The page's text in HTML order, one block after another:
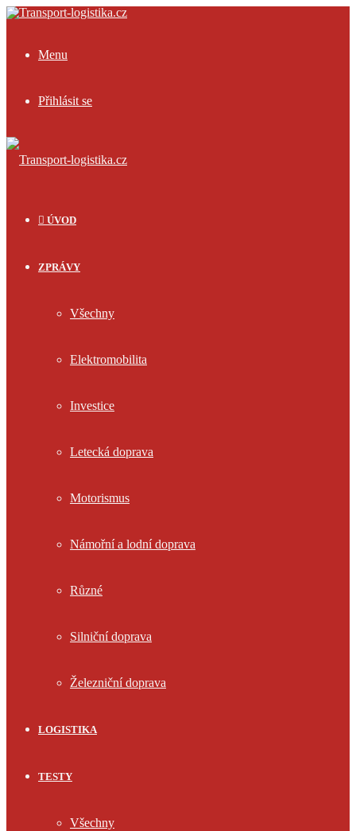
Menu
Přihlásit se
ÚVOD
ZPRÁVY
Všechny
Elektromobilita
Investice
Letecká doprava
Motorismus
Námořní a lodní doprava
Různé
Silniční doprava
Železniční doprava
LOGISTIKA
TESTY
Všechny